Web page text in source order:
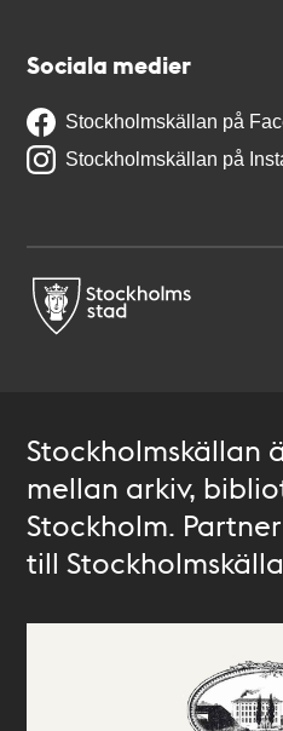
Sociala medier
Stockholmskällan på
Stockholmskällan på
Stockholmskällan
mellan arkiv,
Stockholm.
till